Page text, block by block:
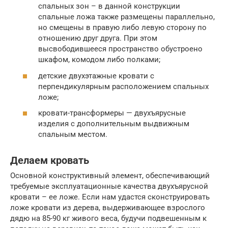
спальных зон – в данной конструкции
спальные ложа также размещены параллельно,
но смещены в правую либо левую сторону по
отношению друг друга. При этом
высвободившееся пространство обустроено
шкафом, комодом либо полками;
детские двухэтажные кровати с
перпендикулярным расположением спальных
ложе;
кровати-трансформеры — двухъярусные
изделия с дополнительным выдвижным
спальным местом.
Делаем кровать
Основной конструктивный элемент, обеспечивающий
требуемые эксплуатационные качества двухъярусной
кровати – ее ложе. Если нам удастся сконструировать
ложе кровати из дерева, выдерживающее взрослого
дядю на 85-90 кг живого веса, будучи подвешенным к